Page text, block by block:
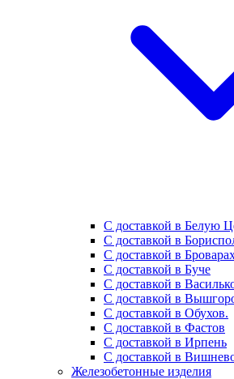
С доставкой в Белую
С доставкой в
С доставкой в
С доставкой в Буче
С доставкой в
С доставкой в
С доставкой в Обухов.
С доставкой в Фастов
С доставкой в Ирпень
С доставкой в
Железобетонные изделия